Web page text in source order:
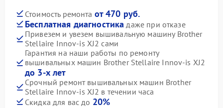
Стоимость ремонта от 470 руб.
Бесплатная диагностика даже при отказе
Привезем и увезем вышивальную машину Brother
Stellaire Innov-is XJ2 сами
Гарантия на наши работы по ремонту
вышивальных машин Brother Stellaire Innov-is XJ2
до 3-х лет
Срочный ремонт вышивальных машин Brother
Stellaire Innov-is XJ2 в течении часа
Скидка для вас до 20%